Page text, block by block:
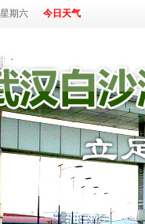
期六 今日天气